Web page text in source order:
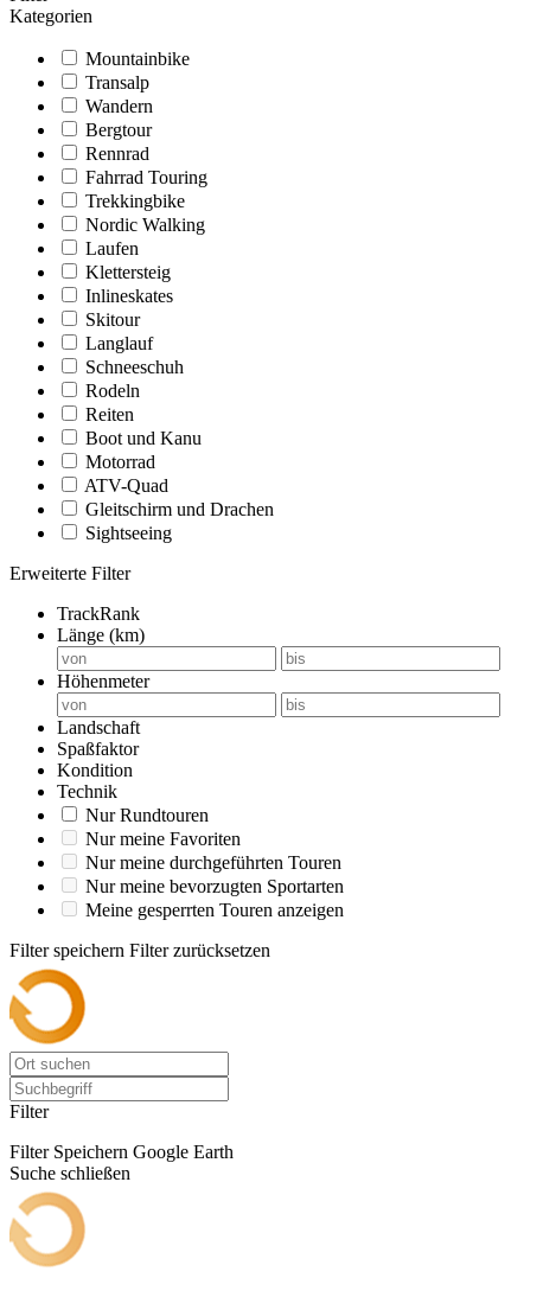
Kategorien
Mountainbike
Transalp
Wandern
Bergtour
Rennrad
Fahrrad Touring
Trekkingbike
Nordic Walking
Laufen
Klettersteig
Inlineskates
Skitour
Langlauf
Schneeschuh
Rodeln
Reiten
Boot und Kanu
Motorrad
ATV-Quad
Gleitschirm und Drachen
Sightseeing
Erweiterte Filter
TrackRank
Länge (km)
Höhenmeter
Landschaft
Spaßfaktor
Kondition
Technik
Nur Rundtouren
Nur meine Favoriten
Nur meine durchgeführten Touren
Nur meine bevorzugten Sportarten
Meine gesperrten Touren anzeigen
Filter speichern Filter zurücksetzen
Filter
Filter Speichern Google Earth
Suche schließen